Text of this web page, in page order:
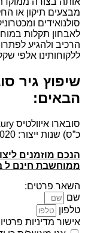
מבצעים תיקון או
לאבחון תקלות
הרכיב ולהגיע
ללקוחותינו אלפי
שיפוץ גיר
הבאים:
כ”ס) שנות ייצור: 2020, 2021, 2022, 2023, 2024, 2025, 2026
הנכם מוזמנים
ממוחשבת חינם ל
השאר פרטים:
שם
טלפון
אישור מדיניות